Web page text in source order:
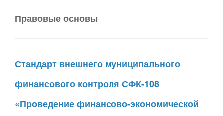
Правовые основы
Стандарт внешнего муниципального
финансового контроля СФК-108
«Проведение финансово-экономической